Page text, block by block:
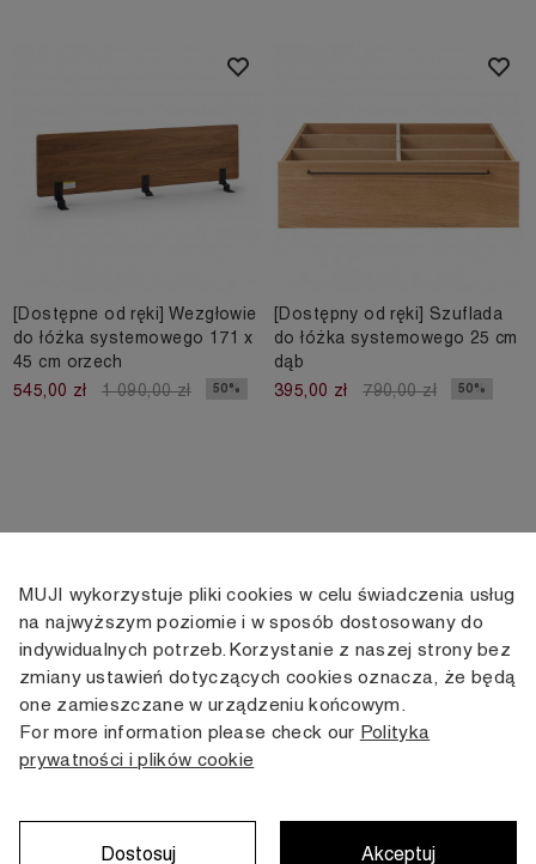
[Dostępne od ręki] Wezgłowie
do łóżka systemowego 171 x
45 cm orzech
545,00 zł
1 090,00 zł 50%
[Dostępny od ręki] Szuflada
do łóżka systemowego 25 cm
dąb
395,00 zł
790,00 zł 50%
KONTAKT
+48 505 166 958
zamowienia@muji.com.pl
Infolinia czynna
od poniedziałku do piątku
KONTO
Moje konto
Historia
INFORMACJE
Dostawa
Regulamin
Karta stałego
Klienta
MUJI wykorzystuje pliki cookies w celu świadczenia usług
na najwyższym poziomie i w sposób dostosowany do
indywidualnych potrzeb. Korzystanie z naszej strony bez
zmiany ustawień dotyczących cookies oznacza, że będą
one zamieszczane w urządzeniu końcowym.
For more information please check our Polityka
prywatności i plików cookie
Dostosuj Akceptuj